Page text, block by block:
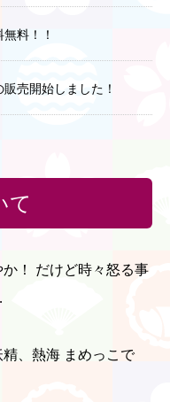
料！！
売開始しました！
て
！ だけど時々怒る事
、熱海 まめっこで